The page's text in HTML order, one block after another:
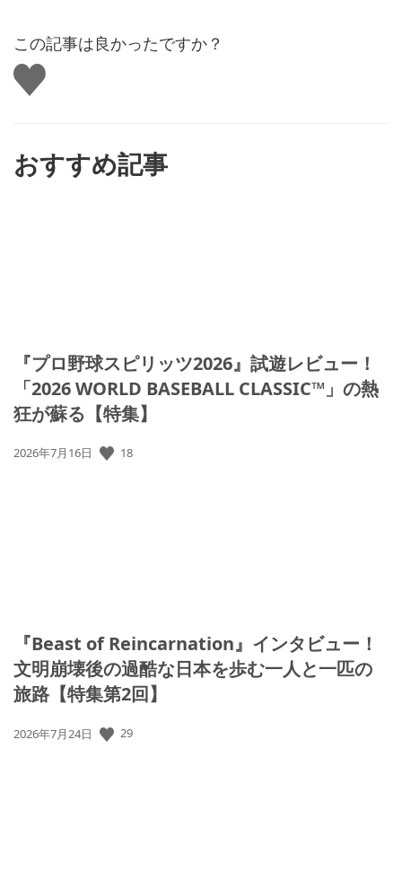
この記事は良かったですか？
い
い
おすすめ記事
『プロ野球スピリッツ2026』試遊レビュー！
「2026 WORLD BASEBALL CLASSIC™」の熱
狂が蘇る【特集】
公
2026年7月16日 18
『Beast of Reincarnation』インタビュー！
文明崩壊後の過酷な日本を歩む一人と一匹の
旅路【特集第2回】
公
2026年7月24日 29